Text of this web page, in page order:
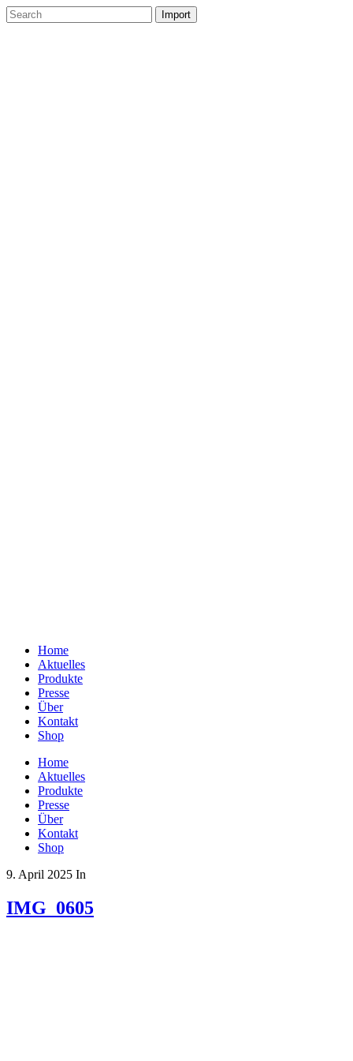
Home
Aktuelles
Produkte
Presse
Über
Kontakt
Shop
Home
Aktuelles
Produkte
Presse
Über
Kontakt
Shop
9. April 2025 In
IMG_0605